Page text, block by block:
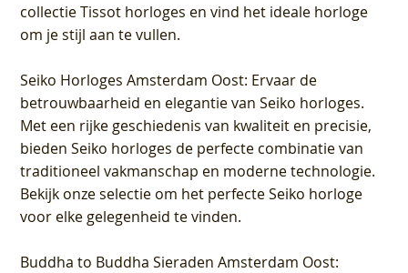
collectie Tissot horloges en vind het ideale horloge
om je stijl aan te vullen.
Seiko Horloges Amsterdam Oost: Ervaar de
betrouwbaarheid en elegantie van Seiko horloges.
Met een rijke geschiedenis van kwaliteit en precisie,
bieden Seiko horloges de perfecte combinatie van
traditioneel vakmanschap en moderne technologie.
Bekijk onze selectie om het perfecte Seiko horloge
voor elke gelegenheid te vinden.
Buddha to Buddha Sieraden Amsterdam Oost: